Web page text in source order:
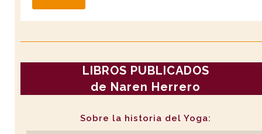
LIBROS PUBLICADOS
de Naren Herrero
Sobre la historia del Yoga: